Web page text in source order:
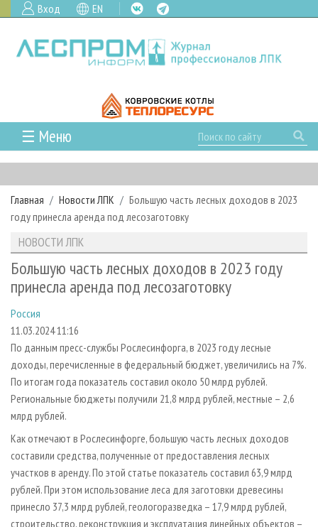
Вход EN
☰ Меню
ГЛАВНАЯ
РУБРИКИ И ТЕМЫ
РУБРИКИ ЖУРНАЛА
ЛЕСОЗАГОТОВКА
ЛЕСОПИЛЕНИЕ
СУШКА ДРЕВЕСИНЫ
ПРОИЗВОДСТВО ДРЕВЕСНЫХ ПЛИТ
ДЕРЕВЯННОЕ ДОМОСТРОЕНИЕ
ПРОИЗВОДСТВО МЕБЕЛИ
БИОЭНЕРГЕТИКА
ЦБП
ИНСТРУМЕНТ И МАТЕРИАЛЫ
НОВОСТИ
НОВОСТИ ЛПК
НОВОСТИ ЖУРНАЛА
ПРОЕКТЫ ЛПИ
АНАЛИТИКА
ПРЕДПРИЯТИЯ ЛПК
ПЕРСОНЫ
МОБИЛЬНЫЕ ВЫСТАВКИ
ОФИЦИАЛЬНЫЕ ДЕЛЕГАЦИИ
ПРИОРИТЕТНЫЕ ИНВЕСТПРОЕКТЫ
RUSSIAN FORESTRY REVIEW
ГАЗЕТА ЛЕСПРОМФОРУМ
БИБЛИОТЕКА СПЕЦИАЛИСТА
АРХИВ ЖУРНАЛОВ
О ЖУРНАЛЕ
КОНТАКТЫ
РЕКЛАМОДАТЕЛЯМ
РЕКЛАМА
РЕКЛАМА НА САЙТЕ
Главная Новости ЛПК
Большую часть лесных доходов в 2023
году принесла аренда под лесозаготовку
НОВОСТИ ЛПК
Большую часть лесных доходов в 2023 году
принесла аренда под лесозаготовку
Россия
11.03.2024 11:16
По данным пресс-службы Рослесинфорга, в 2023 году лесные
доходы, перечисленные в федеральный бюджет, увеличились на 7%.
По итогам года показатель составил около 50 млрд рублей.
Региональные бюджеты получили 21,8 млрд рублей, местные – 2,6
млрд рублей.
Как отмечают в Рослесинфорге, большую часть лесных доходов
составили средства, полученные от предоставления лесных
участков в аренду. По этой статье показатель составил 63,9 млрд
рублей. При этом использование леса для заготовки древесины
принесло 37,3 млрд рублей, геологоразведка – 17,9 млрд рублей,
строительство, реконструкция и эксплуатация линейных объектов –